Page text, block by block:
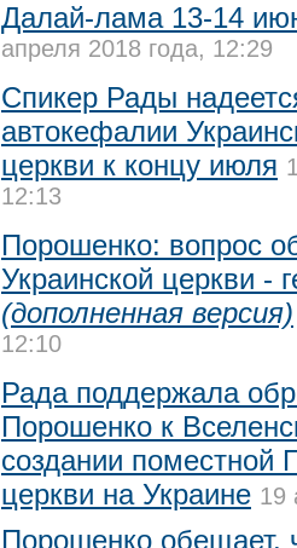
Далай-лама 13-14
апреля 2018 года, 12:29
Спикер Рады
автокефалии
церкви к концу июля
12:13
Порошенко: вопрос
Украинской церкви -
(дополненная версия)
12:10
Рада поддержала
Порошенко к
создании поместной
церкви на Украине 19
Порошенко обещает,